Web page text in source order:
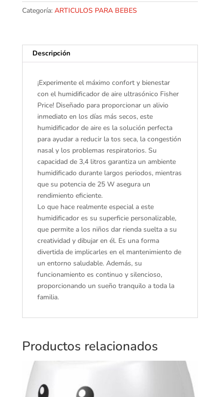
Categoría: ARTICULOS PARA BEBES
Descripción
¡Experimente el máximo confort y bienestar
con el humidificador de aire ultrasónico Fisher
Price! Diseñado para proporcionar un alivio
inmediato en los días más secos, este
humidificador de aire es la solución perfecta
para ayudar a reducir la tos seca, la congestión
nasal y los problemas respiratorios. Su
capacidad de 3,4 litros garantiza un ambiente
humidificado durante largos periodos, mientras
que su potencia de 25 W asegura un
rendimiento eficiente.
Lo que hace realmente especial a este
humidificador es su superficie personalizable,
que permite a los niños dar rienda suelta a su
creatividad y dibujar en él. Es una forma
divertida de implicarles en el mantenimiento de
un entorno saludable. Además, su
funcionamiento es continuo y silencioso,
proporcionando un sueño tranquilo a toda la
familia.
Productos relacionados